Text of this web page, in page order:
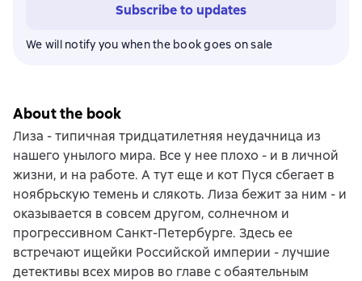
Subscribe to updates
We will notify you when the book goes on sale
About the book
Лиза - типичная тридцатилетняя неудачница из
нашего унылого мира. Все у нее плохо - и в личной
жизни, и на работе. А тут еще и кот Пуся сбегает в
ноябрьскую темень и слякоть. Лиза бежит за ним - и
оказывается в совсем другом, солнечном и
прогрессивном Санкт-Петербурге. Здесь ее
встречают ищейки Российской империи - лучшие
детективы всех миров во главе с обаятельным